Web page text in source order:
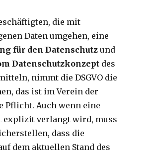
die mit
Daten umgehen, eine
für den Datenschutz und
Datenschutzkonzept des
nimmt die DSGVO die
das ist im Verein der
Pflicht. Auch wenn eine
explizit verlangt wird, muss
dass die
dem aktuellen Stand des